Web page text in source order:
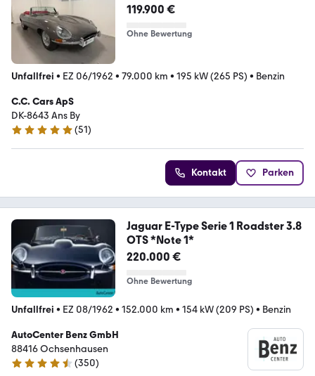
119.900 €
Ohne Bewertung
Unfallfrei • EZ 06/1962 • 79.000 km • 195 kW (265 PS) • Benzin
C.C. Cars ApS
DK-8643 Ans By
4.9 Sterne
(51)
Kontakt Parken
Jaguar E-Type Serie 1 Roadster 3.8
OTS *Note 1*
220.000 €
Ohne Bewertung
Unfallfrei • EZ 08/1962 • 152.000 km • 154 kW (209 PS) • Benzin
AutoCenter Benz GmbH
88416 Ochsenhausen
4.7 Sterne
(350)